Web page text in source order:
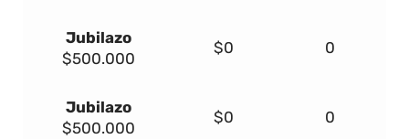
Jubilazo
$500.000
$0 0
Jubilazo
$500.000
$0 0